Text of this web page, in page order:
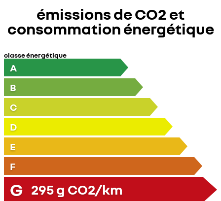
émissions de CO2 et
consommation énergétique
classe énergétique
A
B
C
D
E
F
G 295g CO2/km